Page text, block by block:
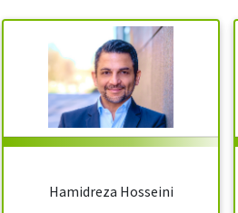
Hamidreza Hosseini